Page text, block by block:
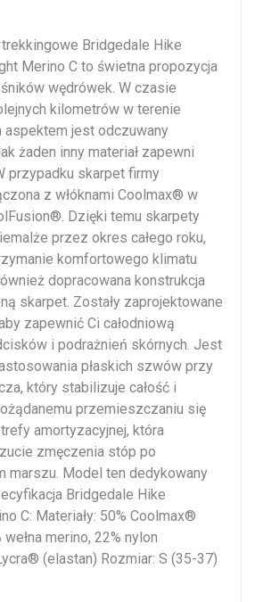
Bridgedale Hike
Merino C to świetna propozycja
wędrówek. W czasie
kilometrów w terenie
aspektem jest odczuwany
żaden inny materiał zapewni
przypadku skarpet firmy
z włóknami Coolmax® w
Dzięki temu skarpety
przez okres całego roku,
komfortowego klimatu
dopracowana konstrukcja
skarpet. Zostały zaprojektowane
zapewnić Ci całodniową
i podrażnień skórnych. Jest
płaskich szwów przy
który stabilizuje całość i
przemieszczaniu się
amortyzacyjnej, która
zmęczenia stóp po
marszu. Model ten dedykowany
Bridgedale Hike
C: Materiały: 50% Coolmax®
merino, 22% nylon
(elastan) Rozmiar: S (35-37)